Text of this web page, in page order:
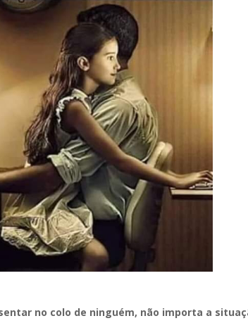
no colo de ninguém, não importa a